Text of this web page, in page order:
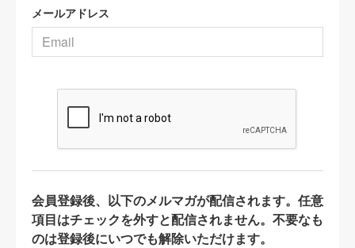
メールアドレス
会員登録後、以下のメルマガが配信されます。任意
項目はチェックを外すと配信されません。不要なも
のは登録後にいつでも解除いただけます。